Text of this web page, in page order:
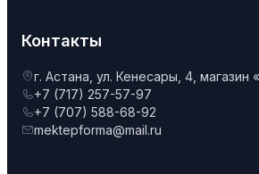
Контакты
г. Астана, ул. Кенесары, 4, магазин
+7 (717) 257-57-97
+7 (707) 588-68-92
mektepforma@mail.ru